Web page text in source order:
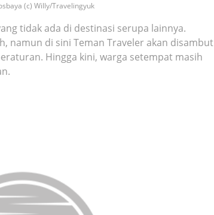
(c) Willy/Travelingyuk
tidak ada di destinasi serupa lainnya.
namun di sini Teman Traveler akan disambut
Hingga kini, warga setempat masih